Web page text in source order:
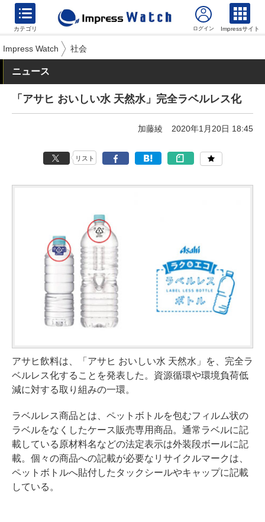
カテゴリ Impressサイト
Impress Watch 社会
ニュース
「アサヒ おいしい水 天然水」完全ラベルレス化
加藤綾 2020年1月20日 18:45
リスト
アサヒ飲料は、「アサヒ おいしい水 天然水」を、完全ラ
ベルレス化することを発表した。資源循環や環境負荷低
減に対する取り組みの一環。
ラベルレス商品とは、ペットボトルを包むフィルム状の
ラベルをなくしたケース販売専用商品。通常ラベルに記
載している原材料名などの法定表示は外装段ボールに記
載。個々の商品への記載が必要なリサイクルマークは、
ペットボトルへ貼付したタックシールやキャップに記載
している。